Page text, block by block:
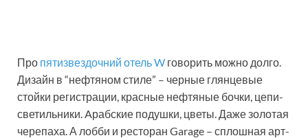
Про пятизвездочний отель W говорить можно долго.
Дизайн в “нефтяном стиле” – черные глянцевые
стойки регистрации, красные нефтяные бочки, цепи-
светильники. Aрабские подушки, цветы. Даже золотая
черепаха. А лобби и ресторан Garage – сплошная арт-